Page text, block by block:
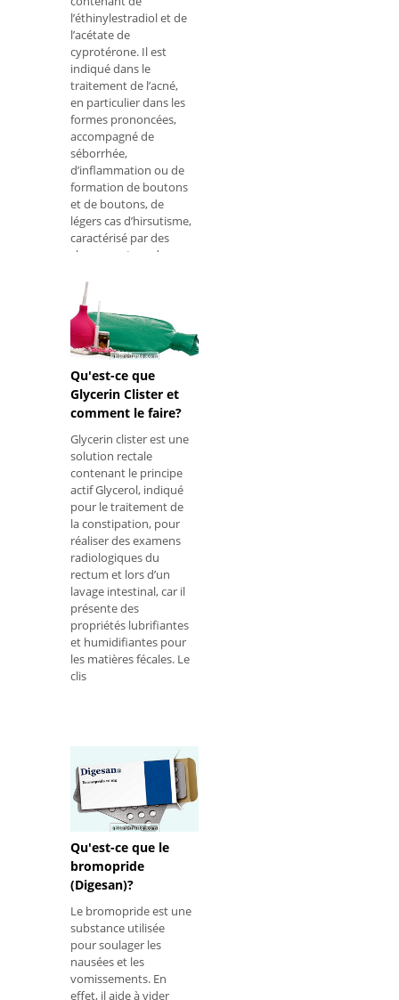
l’éthinylestradiol et de
l’acétate de
cyprotérone. Il est
indiqué dans le
traitement de l’acné,
en particulier dans les
formes prononcées,
accompagné de
séborrhée,
d’inflammation ou de
formation de boutons
et de boutons, de
légers cas d’hirsutisme,
caractérisé par des
cheveux, et syndrome
polykystiques. Bien
que Selene soit
Qu'est-ce que
Glycerin Clister et
comment le faire?
Glycerin clister est une
solution rectale
contenant le principe
actif Glycerol, indiqué
pour le traitement de
la constipation, pour
réaliser des examens
radiologiques du
rectum et lors d’un
lavage intestinal, car il
présente des
propriétés lubrifiantes
et humidifiantes pour
les matières fécales. Le
clis
Qu'est-ce que le
bromopride
(Digesan)?
Le bromopride est une
substance utilisée
pour soulager les
nausées et les
vomissements. En
effet, il aide à vider